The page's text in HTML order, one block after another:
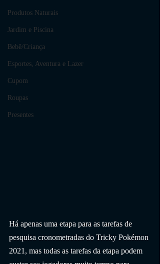
Produtos Naturais
Jardim e Piscina
Bebê/Criança
Esportes, Aventura e Lazer
Cupom
Roupas
Presentes
Há apenas uma etapa para as tarefas de
pesquisa cronometradas do Tricky Pokémon
2021, mas todas as tarefas da etapa podem